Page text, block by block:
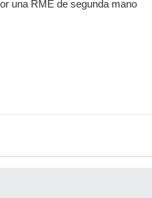
una RME de segunda mano